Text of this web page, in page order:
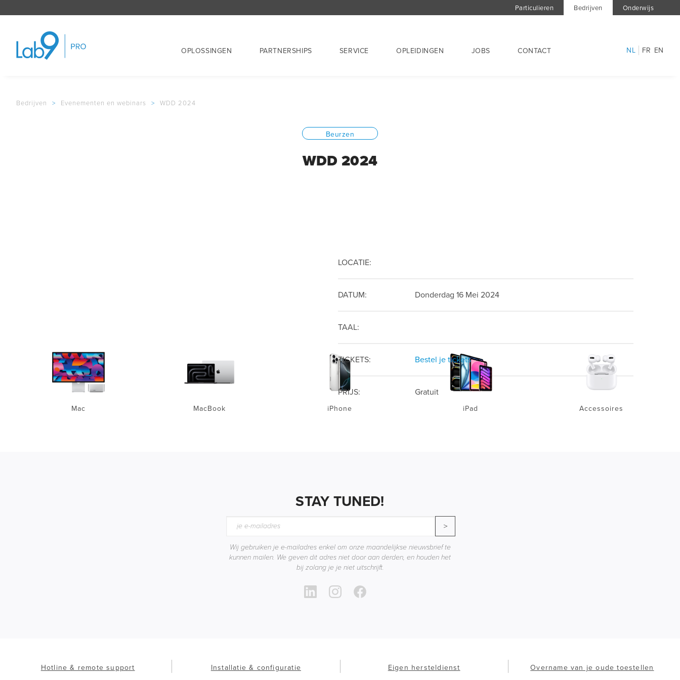
Particulieren Bedrijven Onderwijs
OPLOSSINGEN PARTNERSHIPS SERVICE OPLEIDINGEN JOBS CONTACT NL FR EN
Bedrijven > Evenementen en webinars > WDD 2024
Beurzen
WDD 2024
LOCATIE:
DATUM: Donderdag 16 Mei 2024
TAAL:
TICKETS: Bestel je tickets
PRIJS: Gratuit
Mac MacBook iPhone iPad Accessoires
STAY TUNED!
>
Wij gebruiken je e-mailadres enkel om onze maandelijkse nieuwsbrief te
kunnen mailen. We geven dit adres niet door aan derden, en houden het
bij zolang je je niet uitschrijft.
Hotline & remote support Installatie & configuratie Eigen hersteldienst Overname van je oude toestellen